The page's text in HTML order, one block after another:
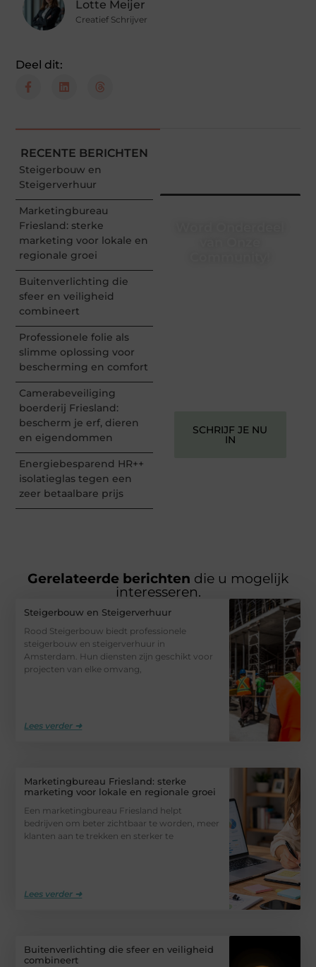
Lotte Meijer
Creatief Schrijver
Deel dit:
RECENTE BERICHTEN
Steigerbouw en
Steigerverhuur
Marketingbureau
Friesland: sterke
marketing voor lokale en
regionale groei
Buitenverlichting die
sfeer en veiligheid
combineert
Professionele folie als
slimme oplossing voor
bescherming en comfort
Camerabeveiliging
boerderij Friesland:
bescherm je erf, dieren
en eigendommen
Energiebesparend HR++
isolatieglas tegen een
zeer betaalbare prijs
SCHRIJF JE NU
IN
Gerelateerde berichten die u mogelijk
interesseren.
Steigerbouw en Steigerverhuur
Rood Steigerbouw biedt professionele
steigerbouw en steigerverhuur in
Amsterdam. Hun diensten zijn geschikt voor
projecten van elke omvang,
Lees verder ➜
Marketingbureau Friesland: sterke
marketing voor lokale en regionale groei
Een marketingbureau Friesland helpt
bedrijven om beter zichtbaar te worden, meer
klanten aan te trekken en sterker te
Lees verder ➜
Buitenverlichting die sfeer en veiligheid
combineert